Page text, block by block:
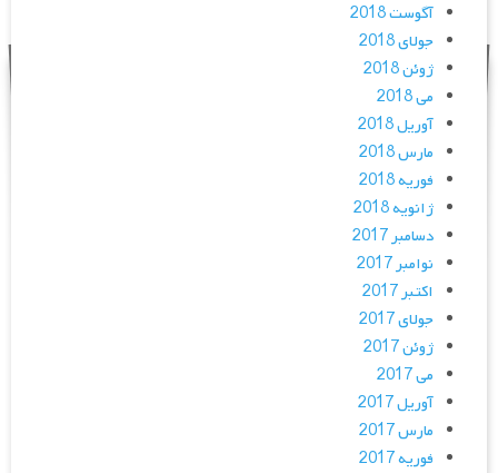
آگوست 2018
جولای 2018
ژوئن 2018
می 2018
آوریل 2018
مارس 2018
فوریه 2018
ژانویه 2018
دسامبر 2017
نوامبر 2017
اکتبر 2017
جولای 2017
ژوئن 2017
می 2017
آوریل 2017
مارس 2017
فوریه 2017